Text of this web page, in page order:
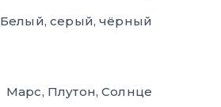
Белый, серый, чёрный
Марс, Плутон, Солнце